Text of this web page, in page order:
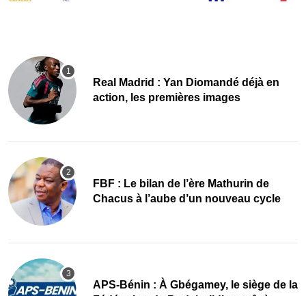
Real Madrid : Yan Diomandé déjà en
action, les premières images
FBF : Le bilan de l’ère Mathurin de
Chacus à l’aube d’un nouveau cycle
APS-Bénin : À Gbégamey, le siège de la